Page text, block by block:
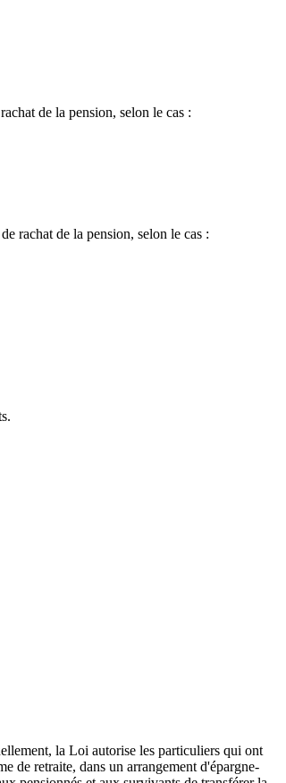
de la pension, selon le cas :
rachat de la pension, selon le cas :
la Loi autorise les particuliers qui ont
de retraite, dans un arrangement d'épargne-